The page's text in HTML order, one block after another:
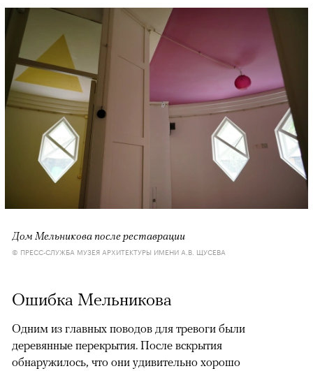
Дом Мельникова после реставрации
© ПРЕСС-СЛУЖБА МУЗЕЯ АРХИТЕКТУРЫ ИМЕНИ А.В. ЩУСЕВА
Ошибка Мельникова
Одним из главных поводов для тревоги были
деревянные перекрытия. После вскрытия
обнаружилось, что они удивительно хорошо